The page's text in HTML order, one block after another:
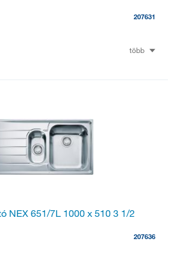
207631
több
NEX 651/7L 1000 x 510 3 1/2
207636